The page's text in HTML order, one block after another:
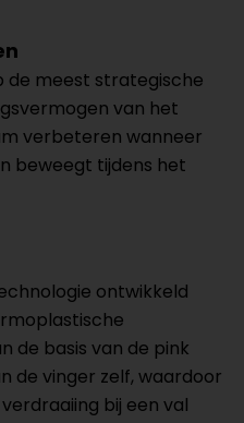
de meest strategische
van het
verbeteren wanneer
beweegt tijdens het
ontwikkeld
de basis van de pink
de vinger zelf, waardoor
bij een val